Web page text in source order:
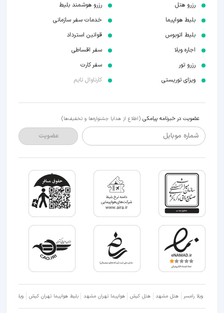
رزرو هتل
بلیط هواپیما
بلیط اتوبوس
اجاره ویلا
رزرو تور
ویزای توریستی
رزرو هوشمند بلیط
خدمات سفر سازمانی
قوانین استرداد
سفر اقساطی
سفر کارت
کارناوال تایم
عضویت در خبرنامه پیامکی (اطلاع از هدایا جشنواره‌ها و تخفیف‌ها)
شماره موبایل عضویت
ویلا رامسر هتل مشهد هتل کیش هواپیما تهران مشهد بلیط هواپیما تهران کیش ویلا شمال